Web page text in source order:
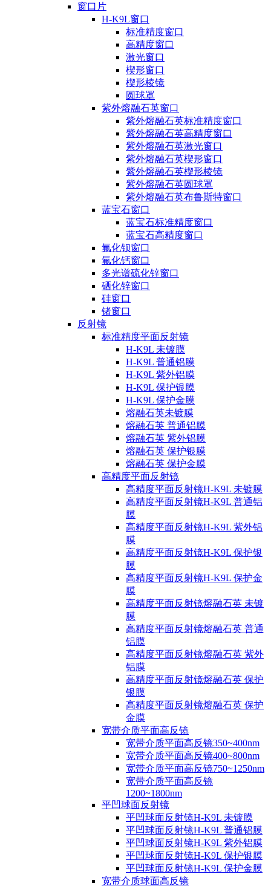
窗口片
H-K9L窗口
标准精度窗口
高精度窗口
激光窗口
楔形窗口
楔形棱镜
圆球罩
紫外熔融石英窗口
紫外熔融石英标准精度窗口
紫外熔融石英高精度窗口
紫外熔融石英激光窗口
紫外熔融石英楔形窗口
紫外熔融石英楔形棱镜
紫外熔融石英圆球罩
紫外熔融石英布鲁斯特窗口
蓝宝石窗口
蓝宝石标准精度窗口
蓝宝石高精度窗口
氟化钡窗口
氟化钙窗口
多光谱硫化锌窗口
硒化锌窗口
硅窗口
锗窗口
反射镜
标准精度平面反射镜
H-K9L 未镀膜
H-K9L 普通铝膜
H-K9L 紫外铝膜
H-K9L 保护银膜
H-K9L 保护金膜
熔融石英未镀膜
熔融石英 普通铝膜
熔融石英 紫外铝膜
熔融石英 保护银膜
熔融石英 保护金膜
高精度平面反射镜
高精度平面反射镜H-K9L 未镀膜
高精度平面反射镜H-K9L 普通铝
膜
高精度平面反射镜H-K9L 紫外铝
膜
高精度平面反射镜H-K9L 保护银
膜
高精度平面反射镜H-K9L 保护金
膜
高精度平面反射镜熔融石英 未镀
膜
高精度平面反射镜熔融石英 普通
铝膜
高精度平面反射镜熔融石英 紫外
铝膜
高精度平面反射镜熔融石英 保护
银膜
高精度平面反射镜熔融石英 保护
金膜
宽带介质平面高反镜
宽带介质平面高反镜350~400nm
宽带介质平面高反镜400~800nm
宽带介质平面高反镜750~1250nm
宽带介质平面高反镜
1200~1800nm
平凹球面反射镜
平凹球面反射镜H-K9L 未镀膜
平凹球面反射镜H-K9L 普通铝膜
平凹球面反射镜H-K9L 紫外铝膜
平凹球面反射镜H-K9L 保护银膜
平凹球面反射镜H-K9L 保护金膜
宽带介质球面高反镜